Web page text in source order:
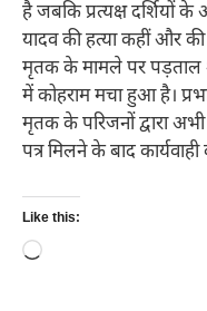
है जबकि प्रत्यक्ष दर्शियों के
यादव की हत्या कहीं और
मृतक के मामले पर पड़ताल
में कोहराम मचा हुआ है।
मृतक के परिजनों द्वारा अभी
पत्र मिलने के बाद कार्यवाही
Like this:
Loading…